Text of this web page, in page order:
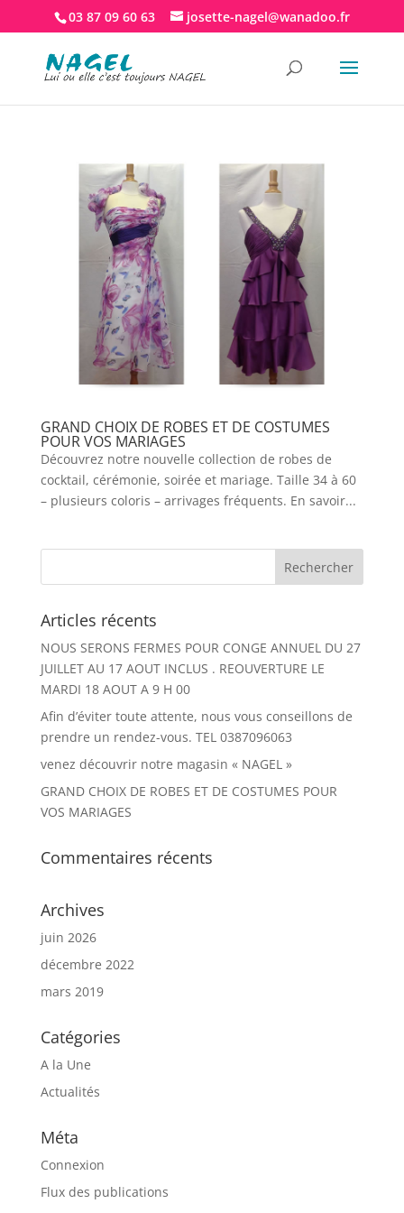
03 87 09 60 63 josette-nagel@wanadoo.fr
GRAND CHOIX DE ROBES ET DE COSTUMES
POUR VOS MARIAGES
Découvrez notre nouvelle collection de robes de
cocktail, cérémonie, soirée et mariage. Taille 34 à 60
– plusieurs coloris – arrivages fréquents. En savoir...
Articles récents
NOUS SERONS FERMES POUR CONGE ANNUEL DU 27
JUILLET AU 17 AOUT INCLUS . REOUVERTURE LE
MARDI 18 AOUT A 9 H 00
Afin d’éviter toute attente, nous vous conseillons de
prendre un rendez-vous. TEL 0387096063
venez découvrir notre magasin « NAGEL »
GRAND CHOIX DE ROBES ET DE COSTUMES POUR
VOS MARIAGES
Commentaires récents
Archives
juin 2026
décembre 2022
mars 2019
Catégories
A la Une
Actualités
Méta
Connexion
Flux des publications